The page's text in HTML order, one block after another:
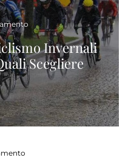
Invernali
Scegliere